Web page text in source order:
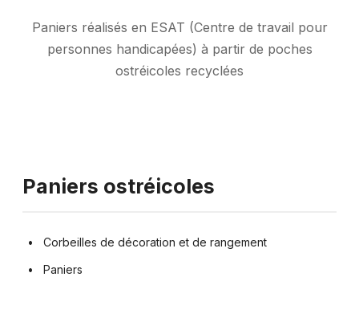
Paniers réalisés en ESAT (Centre de travail pour
personnes handicapées) à partir de poches
ostréicoles recyclées
Paniers ostréicoles
Corbeilles de décoration et de rangement
Paniers